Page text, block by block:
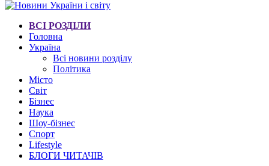
ВСІ РОЗДІЛИ
Головна
Україна
Всі новини розділу
Політика
Місто
Світ
Бізнес
Наука
Шоу-бізнес
Спорт
Lifestyle
БЛОГИ ЧИТАЧІВ